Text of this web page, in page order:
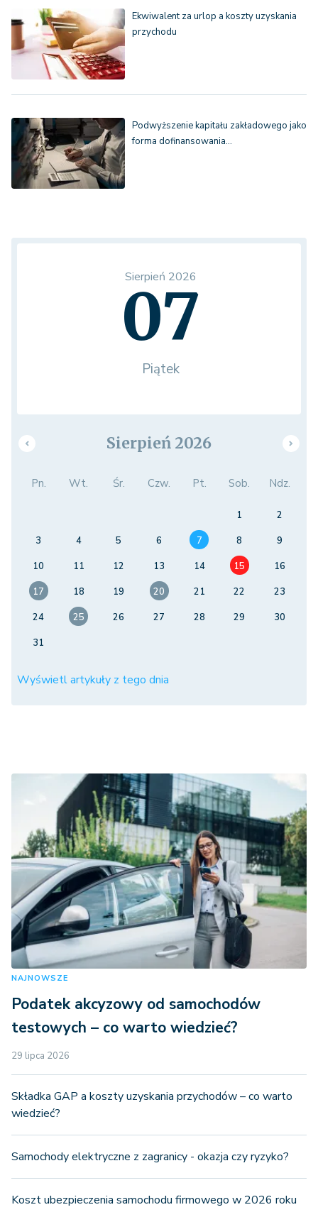
Ekwiwalent za urlop a koszty uzyskania
przychodu
Podwyższenie kapitału zakładowego jako
forma dofinansowania…
Sierpień 2026
07
Piątek
Sierpień 2026
Pn. Wt. Śr. Czw. Pt. Sob. Ndz.
1
2
3
4 5 6 7 8
9
10
11 12 13 14 15
16
17
18 19 20 21 22
23
24
25 26 27 28 29
30
31
Wyświetl artykuły z tego dnia
NAJNOWSZE
Podatek akcyzowy od samochodów
testowych – co warto wiedzieć?
29 lipca 2026
Składka GAP a koszty uzyskania przychodów – co warto
wiedzieć?
Samochody elektryczne z zagranicy - okazja czy ryzyko?
Koszt ubezpieczenia samochodu firmowego w 2026 roku